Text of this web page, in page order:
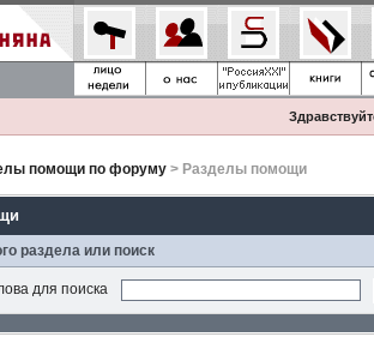
помощи по форуму> Разделы помощи
раздела или поиск
для поиска